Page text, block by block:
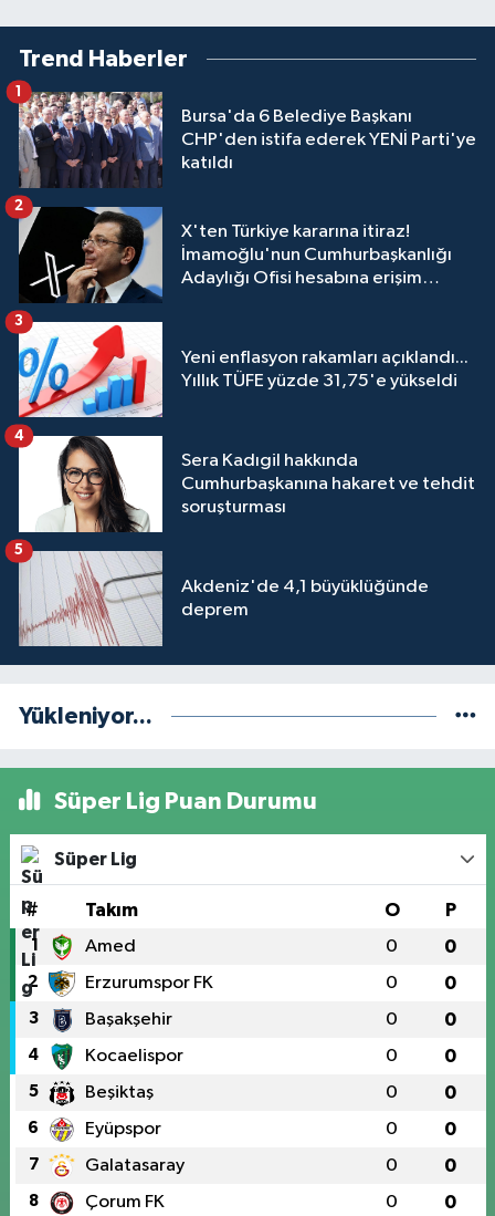
Trend Haberler
Bursa'da 6 Belediye Başkanı
CHP'den istifa ederek YENİ Parti'ye
katıldı
1
X'ten Türkiye kararına itiraz!
İmamoğlu'nun Cumhurbaşkanlığı
Adaylığı Ofisi hesabına erişim
2
Yeni enflasyon rakamları açıklandı...
Yıllık TÜFE yüzde 31,75'e yükseldi
3
Sera Kadıgil hakkında
Cumhurbaşkanına hakaret ve tehdit
soruşturması
4
Akdeniz'de 4,1 büyüklüğünde
deprem
5
Yükleniyor...
Süper Lig Puan Durumu
Süper Lig
# Takım O P
1 Amed 0 0
2 Erzurumspor FK 0 0
3 Başakşehir 0 0
4 Kocaelispor 0 0
5 Beşiktaş 0 0
6 Eyüpspor 0 0
7 Galatasaray 0 0
8 Çorum FK 0 0